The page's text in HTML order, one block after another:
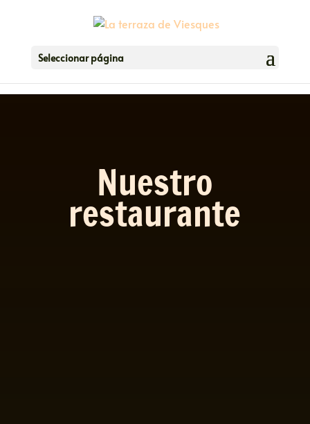
Seleccionar página
Nuestro
restaurante